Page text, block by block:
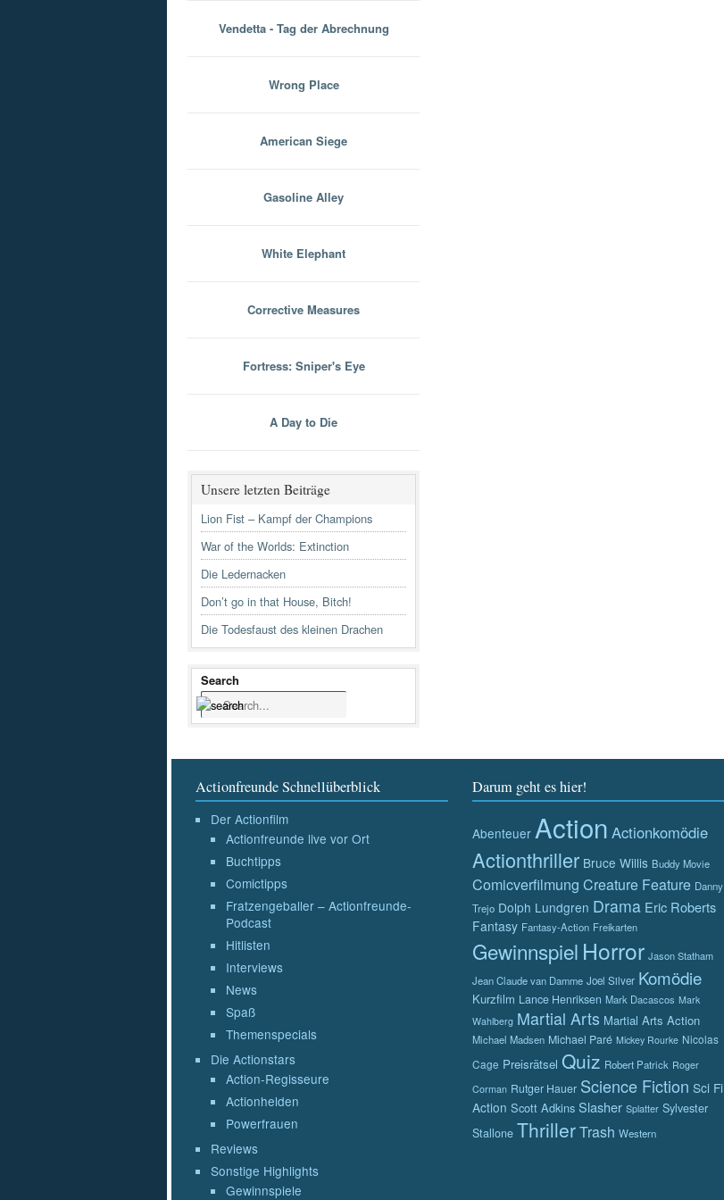
Vendetta - Tag der Abrechnung
Wrong Place
American Siege
Gasoline Alley
White Elephant
Corrective Measures
Fortress: Sniper's Eye
A Day to Die
Unsere letzten Beiträge
Lion Fist – Kampf der Champions
War of the Worlds: Extinction
Die Ledernacken
Don’t go in that House, Bitch!
Die Todesfaust des kleinen Drachen
Search
Actionfreunde Schnellüberblick
Der Actionfilm
Actionfreunde live vor Ort
Buchtipps
Comictipps
Fratzengeballer – Actionfreunde-
Podcast
Hitlisten
Interviews
News
Spaß
Themenspecials
Die Actionstars
Action-Regisseure
Actionhelden
Powerfrauen
Reviews
Sonstige Highlights
Gewinnspiele
Darum geht es hier!
Abenteuer Action Actionkomödie
Actionthriller Bruce Willis Buddy Movie
Comicverfilmung Creature Feature Danny
Trejo Dolph Lundgren Drama Eric Roberts
Fantasy Fantasy-Action Freikarten
Gewinnspiel Horror Jason Statham
Jean Claude van Damme Joel Silver Komödie
Kurzfilm Lance Henriksen Mark Dacascos Mark
Wahlberg Martial Arts Martial Arts Action
Michael Madsen Michael Paré Mickey Rourke Nicolas
Cage Preisrätsel Quiz Robert Patrick Roger
Corman Rutger Hauer Science Fiction Sci Fi
Action Scott Adkins Slasher Splatter Sylvester
Stallone ThrillerTrash Western